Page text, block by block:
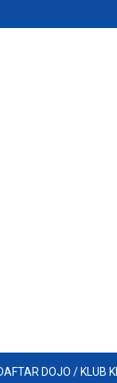
DOJO / KLUB